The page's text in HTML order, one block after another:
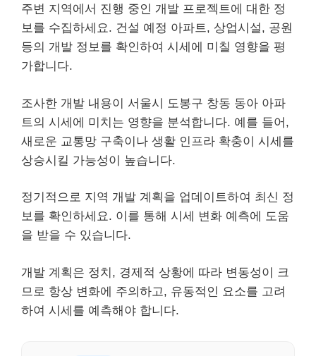
주변 지역에서 진행 중인 개발 프로젝트에 대한 정
보를 수집하세요. 건설 예정 아파트, 상업시설, 공원
등의 개발 정보를 확인하여 시세에 미칠 영향을 평
가합니다.
조사한 개발 내용이 서울시 도봉구 창동 동아 아파
트의 시세에 미치는 영향을 분석합니다. 예를 들어,
새로운 교통망 구축이나 생활 인프라 확충이 시세를
상승시킬 가능성이 높습니다.
정기적으로 지역 개발 계획을 업데이트하여 최신 정
보를 확인하세요. 이를 통해 시세 변화 예측에 도움
을 받을 수 있습니다.
개발 계획은 정치, 경제적 상황에 따라 변동성이 크
므로 항상 변화에 주의하고, 유동적인 요소를 고려
하여 시세를 예측해야 합니다.